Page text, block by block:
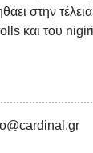
στην
και του